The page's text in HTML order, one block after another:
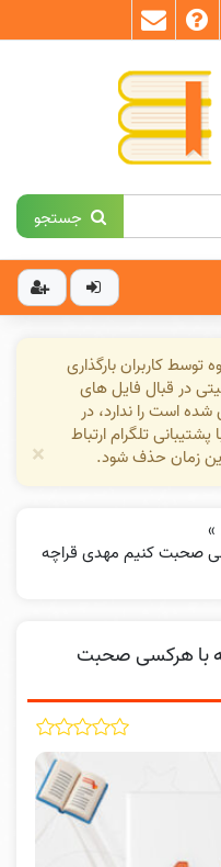
جستجو
کاربران بارگذاری
در قبال فایل های
است را ندارد، در
تلگرام ارتباط
زمان حذف شود.
×
»
صحبت کنیم مهدی قراچه
با هرکسی صحبت